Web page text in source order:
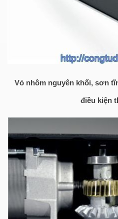
Vỏ nhôm nguyên khối, sơn
điều kiện